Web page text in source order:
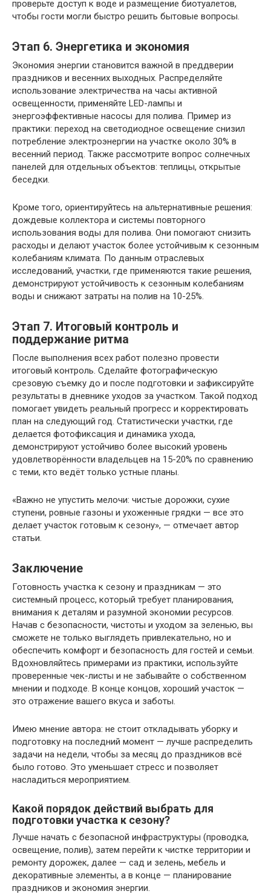
проверьте доступ к воде и размещение биотуалетов,
чтобы гости могли быстро решить бытовые вопросы.
Этап 6. Энергетика и экономия
Экономия энергии становится важной в преддверии
праздников и весенних выходных. Распределяйте
использование электричества на часы активной
освещенности, применяйте LED-лампы и
энергоэффективные насосы для полива. Пример из
практики: переход на светодиодное освещение снизил
потребление электроэнергии на участке около 30% в
весенний период. Также рассмотрите вопрос солнечных
панелей для отдельных объектов: теплицы, открытые
беседки.
Кроме того, ориентируйтесь на альтернативные решения:
дождевые коллектора и системы повторного
использования воды для полива. Они помогают снизить
расходы и делают участок более устойчивым к сезонным
колебаниям климата. По данным отраслевых
исследований, участки, где применяются такие решения,
демонстрируют устойчивость к сезонным колебаниям
воды и снижают затраты на полив на 10-25%.
Этап 7. Итоговый контроль и
поддержание ритма
После выполнения всех работ полезно провести
итоговый контроль. Сделайте фотографическую
срезовую съемку до и после подготовки и зафиксируйте
результаты в дневнике уходов за участком. Такой подход
помогает увидеть реальный прогресс и корректировать
план на следующий год. Статистически участки, где
делается фотофиксация и динамика ухода,
демонстрируют устойчиво более высокий уровень
удовлетворённости владельцев на 15-20% по сравнению
с теми, кто ведёт только устные планы.
«Важно не упустить мелочи: чистые дорожки, сухие
ступени, ровные газоны и ухоженные грядки — все это
делает участок готовым к сезону», — отмечает автор
статьи.
Заключение
Готовность участка к сезону и праздникам — это
системный процесс, который требует планирования,
внимания к деталям и разумной экономии ресурсов.
Начав с безопасности, чистоты и уходом за зеленью, вы
сможете не только выглядеть привлекательно, но и
обеспечить комфорт и безопасность для гостей и семьи.
Вдохновляйтесь примерами из практики, используйте
проверенные чек-листы и не забывайте о собственном
мнении и подходе. В конце концов, хороший участок —
это отражение вашего вкуса и заботы.
Имею мнение автора: не стоит откладывать уборку и
подготовку на последний момент — лучше распределить
задачи на недели, чтобы за месяц до праздников всё
было готово. Это уменьшает стресс и позволяет
насладиться мероприятием.
Какой порядок действий выбрать для
подготовки участка к сезону?
Лучше начать с безопасной инфраструктуры (проводка,
освещение, полив), затем перейти к чистке территории и
ремонту дорожек, далее — сад и зелень, мебель и
декоративные элементы, а в конце — планирование
праздников и экономия энергии.